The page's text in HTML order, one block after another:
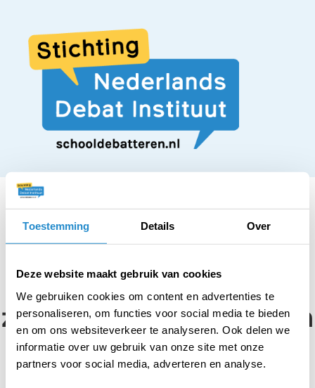
Toestemming Details Over
Deze website maakt gebruik van cookies
We gebruiken cookies om content en advertenties te
personaliseren, om functies voor social media te bieden
en om ons websiteverkeer te analyseren. Ook delen we
informatie over uw gebruik van onze site met onze
partners voor social media, adverteren en analyse.
Ouders moeten de
zorg van hun kinderen
gelijk verdelen